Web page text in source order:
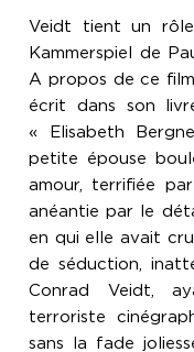
Veidt tient un
Kammerspiel de
A propos de ce
écrit dans son
« Elisabeth
petite épouse
amour, terrifiée
anéantie par le
en qui elle avait
de séduction,
Conrad Veidt,
terroriste
sans la fade